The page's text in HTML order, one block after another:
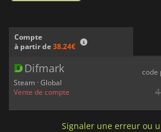
Compte
à partir de38.24€
Difmark
Steam · Global
Vente de compte
code
Signaler une erreur ou